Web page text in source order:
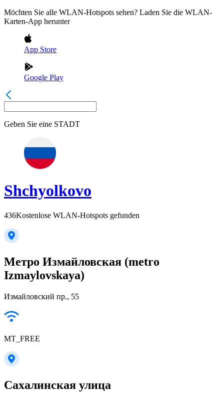
Möchten Sie alle WLAN-Hotspots sehen? Laden Sie die WLAN-
Karten-App herunter
App Store
Google Play
Geben Sie eine STADT
Shchyolkovo
436Kostenlose WLAN-Hotspots gefunden
Метро Измайловская (metro
Izmaylovskaya)
Измайловский пр., 55
MT_FREE
Сахалинская улица